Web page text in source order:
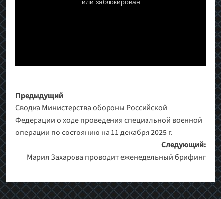
Навигация
записи
Предыдущий
Сводка Министерства обороны Российской
Федерации о ходе проведения специальной военной
операции по состоянию на 11 декабря 2025 г.
Следующий:
Мария Захарова проводит еженедельный брифинг